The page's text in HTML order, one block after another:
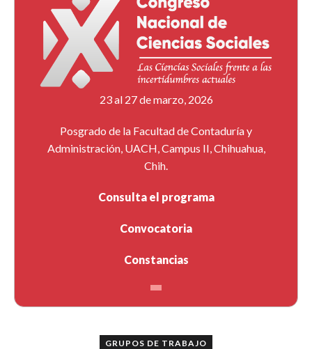
23 al 27 de marzo, 2026
Posgrado de la Facultad de Contaduría y
Administración, UACH, Campus II, Chihuahua,
Chih.
Consulta el programa
Convocatoria
Constancias
GRUPOS DE TRABAJO